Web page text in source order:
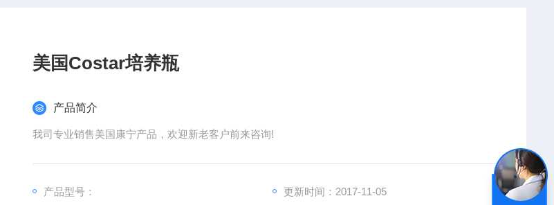
美国Costar培养瓶
产品简介
我司专业销售美国康宁产品，欢迎新老客户前来咨询!
产品型号： 更新时间：2017-11-05